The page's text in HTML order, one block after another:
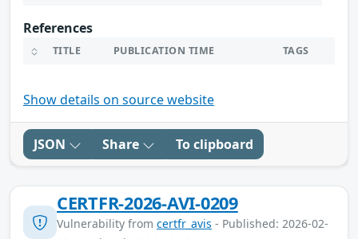
References
TITLE PUBLICATION TIME TAGS
Show details on source website
JSON Share To clipboard
CERTFR-2026-AVI-0209
Vulnerability from certfr_avis - Published: 2026-02-